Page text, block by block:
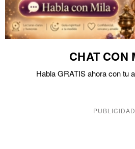
CHAT CON
Habla GRATIS ahora con tu